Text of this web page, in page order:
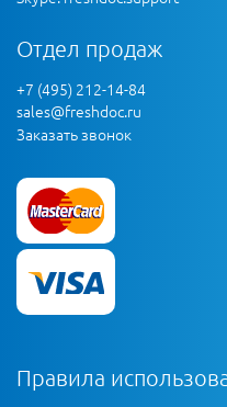
Отдел продаж
+7 (495) 212-14-84
sales@freshdoc.ru
Заказать звонок
Правила